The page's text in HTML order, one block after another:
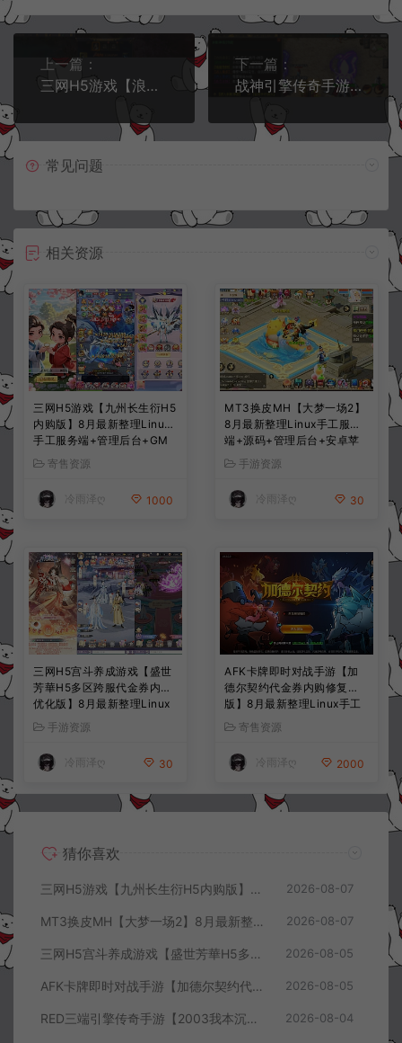
上一篇：
三网H5游戏【浪剑天下H5】4月最新整理Linux手工服务端+GM后台+详细搭建教程
下一篇：
战神引擎传奇手游【三职业幻灭琉璃】4月最新整理半手工服务端+GM授权后台+安卓+详细搭建教程
常见问题
相关资源
三网H5游戏【九州长生衍H5
内购版】8月最新整理Linux
手工服务端+管理后台+GM
授权后台+简易安卓客户端
+详细搭建教程+视频教程
寄售资源
冷雨泽ღ 1000
MT3换皮MH【大梦一场2】
8月最新整理Linux手工服务
端+源码+管理后台+安卓苹
果双端+详细搭建教程+视频
教程
手游资源
冷雨泽ღ 30
三网H5宫斗养成游戏【盛世
芳華H5多区跨服代金券内购
优化版】8月最新整理Linux
手工服务端+CDK授权后台
+全资源安卓+详细搭建教程
+视频教程
手游资源
冷雨泽ღ 30
AFK卡牌即时对战手游【加
德尔契约代金券内购修复
版】8月最新整理Linux手工
服务端+前后端全套源码+CD
K授权后台+安卓苹果双端
+详细搭建教程+视频教程
寄售资源
冷雨泽ღ 2000
猜你喜欢
三网H5游戏【九州长生衍H5内购版】8月最新整理Linux手工服务端+管理后台+GM授权后台+简易安卓客户端+详细搭建教程+视频教程 2026-08-07
MT3换皮MH【大梦一场2】8月最新整理Linux手工服务端+源码+管理后台+安卓苹果双端+详细搭建教程+视频教程 2026-08-07
三网H5宫斗养成游戏【盛世芳華H5多区跨服代金券内购优化版】8月最新整理Linux手工服务端+CDK授权后台+全资源安卓+详细搭建教程+视频教程 2026-08-05
AFK卡牌即时对战手游【加德尔契约代金券内购修复版】8月最新整理Linux手工服务端+前后端全套源码+CDK授权后台+安卓苹果双端+详细搭建教程+视频教程 2026-08-05
RED三端引擎传奇手游【2003我本沉默三职业】8月最新整理Win一键服务端+PC安卓+详细搭建教程 2026-08-04